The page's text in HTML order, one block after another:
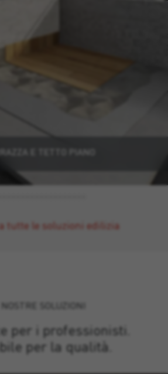
E TETTO PIANO
tutte le soluzioni edilizia
NOSTRE SOLUZIONI
per i professionisti.
per la qualità.